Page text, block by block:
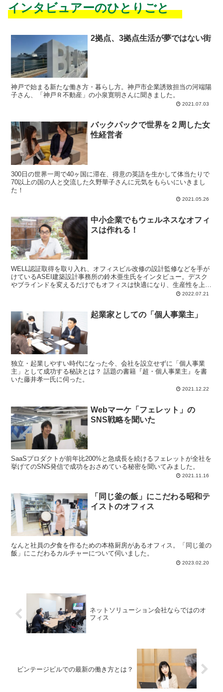
インタビュアーのひとりごと
2拠点、3拠点生活が夢ではない街
神戸で始まる新たな働き方・暮らし方。神戸市企業誘致担当の河端陽
子さん、「神戸Ｒ不動産」の小泉寛明さんに聞きました。
2021.07.03
バックパックで世界を２周した女
性経営者
300日の世界一周で40ヶ国に滞在、得意の英語を生かして体当たりで
70以上の国の人と交流した久野華子さんに元気をもらいにいきまし
た！
2021.05.26
中小企業でもウェルネスなオフィ
スは作れる！
WELL認証取得を取り入れ、オフィスビル改修の設計監修などを手が
けているASEI建築設計事務所の鈴木亜生氏をインタビュー。デスク
やブラインドを変えるだけでもオフィスは快適になり、生産性を上げ
2022.07.21
起業家としての「個人事業主」
独立・起業しやすい時代になった今、会社を設立せずに「個人事業
主」として成功する秘訣とは？ 話題の書籍『超・個人事業主』を書
いた藤井孝一氏に伺った。
2021.12.22
Webマーケ「フェレット」の
SNS戦略を聞いた
SaaSプロダクトが前年比200%と急成長を続けるフェレットが全社を
挙げてのSNS発信で成功をおさめている秘密を聞いてみました。
2021.11.16
「同じ釜の飯」にこだわる昭和テ
イストのオフィス
なんと社員の夕食を作るための本格厨房があるオフィス。「同じ釜の
飯」にこだわるカルチャーについて伺いました。
2023.02.20
ネットソリューション会社ならではのオ
フィス
ビンテージビルでの最新の働き方とは？